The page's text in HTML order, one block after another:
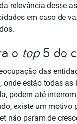
relevância desse
em caso de
o top5 do
das
onde estão todas as
podem até
existe um motivo
não param de